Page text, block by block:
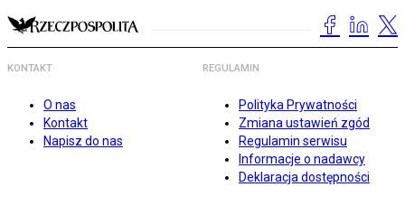
KONTAKT
O nas
Kontakt
Napisz do nas
REGULAMIN
Polityka Prywatności
Zmiana ustawień zgód
Regulamin serwisu
Informacje o nadawcy
Deklaracja dostępności